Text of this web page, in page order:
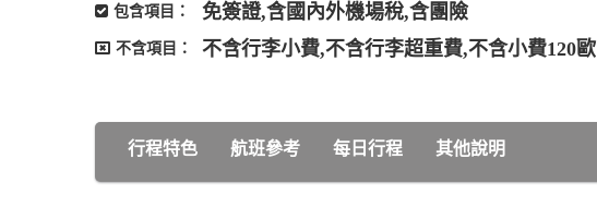
包含項目： 免簽證,含國內外機場稅,含團險
不含項目： 不含行李小費,不含行李超重費,不含小費120歐
行程特色 航班參考 每日行程 其他說明